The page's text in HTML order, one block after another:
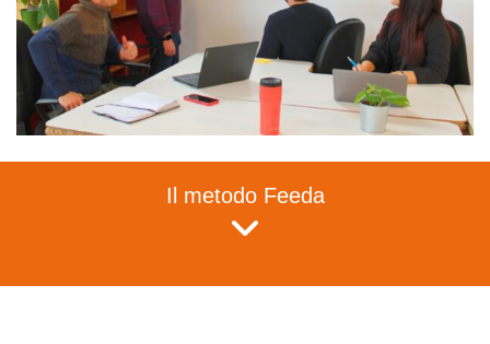
Il metodo Feeda